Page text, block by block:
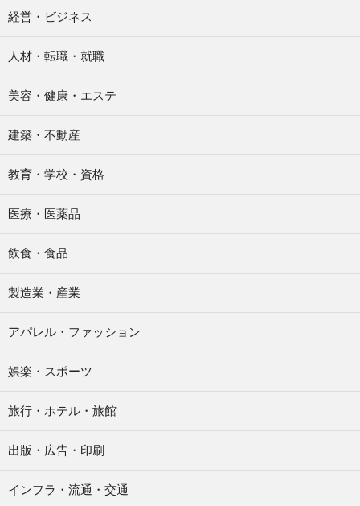
経営・ビジネス
人材・転職・就職
美容・健康・エステ
建築・不動産
教育・学校・資格
医療・医薬品
飲食・食品
製造業・産業
アパレル・ファッション
娯楽・スポーツ
旅行・ホテル・旅館
出版・広告・印刷
インフラ・流通・交通